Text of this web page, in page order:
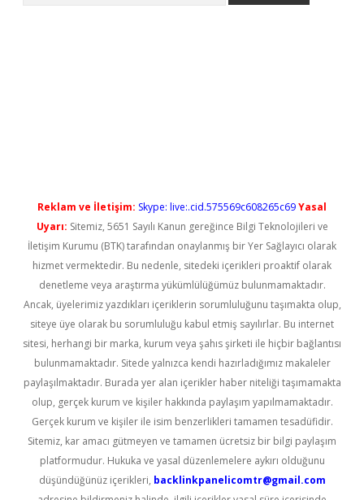
Reklam ve İletişim: Skype: live:.cid.575569c608265c69Yasal
Uyarı: Sitemiz, 5651 Sayılı Kanun gereğince Bilgi Teknolojileri ve
İletişim Kurumu (BTK) tarafından onaylanmış bir Yer Sağlayıcı olarak
hizmet vermektedir. Bu nedenle, sitedeki içerikleri proaktif olarak
denetleme veya araştırma yükümlülüğümüz bulunmamaktadır.
Ancak, üyelerimiz yazdıkları içeriklerin sorumluluğunu taşımakta olup,
siteye üye olarak bu sorumluluğu kabul etmiş sayılırlar. Bu internet
sitesi, herhangi bir marka, kurum veya şahıs şirketi ile hiçbir bağlantısı
bulunmamaktadır. Sitede yalnızca kendi hazırladığımız makaleler
paylaşılmaktadır. Burada yer alan içerikler haber niteliği taşımamakta
olup, gerçek kurum ve kişiler hakkında paylaşım yapılmamaktadır.
Gerçek kurum ve kişiler ile isim benzerlikleri tamamen tesadüfidir.
Sitemiz, kar amacı gütmeyen ve tamamen ücretsiz bir bilgi paylaşım
platformudur. Hukuka ve yasal düzenlemelere aykırı olduğunu
düşündüğünüz içerikleri, backlinkpanelicomtr@gmail.com